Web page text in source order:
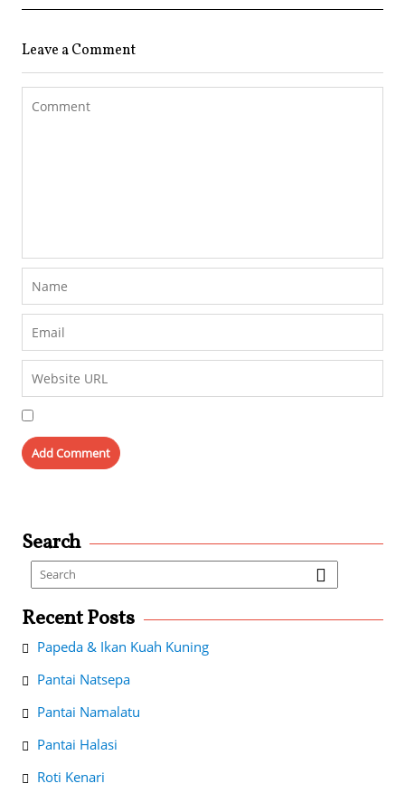
Leave a Comment
Search
Recent Posts
Papeda & Ikan Kuah Kuning
Pantai Natsepa
Pantai Namalatu
Pantai Halasi
Roti Kenari